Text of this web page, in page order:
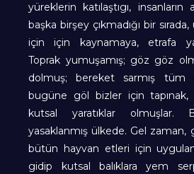
yüreklerin katılaştıgı, insanların
başka birşey çıkmadığı bir
için için kaynamaya, etrafa
Toprak yumuşamış; göz göz
dolmuş; bereket sarmış tüm
bugüne göl bizler için tapınak,
kutsal yaratıklar olmuşlar.
yasaklanmış ülkede. Gel
bütün hayvan etleri için
gidip kutsal balıklara yem